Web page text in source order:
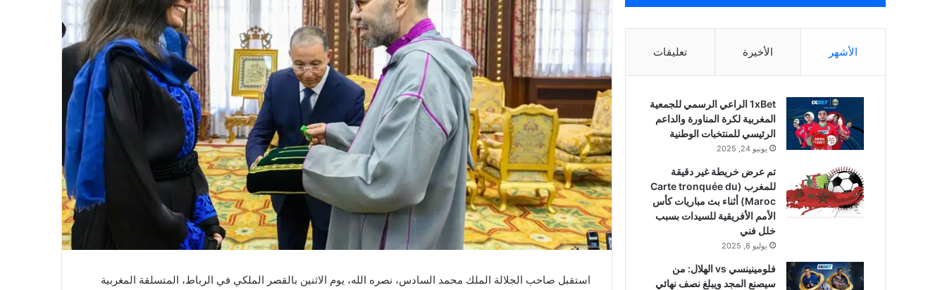
‏استقبل صاحب الجلالة الملك محمد السادس، نصره الله، يوم الاثنين بالقصر الملكي في الرباط، المتسلقة المغربية
الأشهر الأخيرة تعليقات
1xBet الراعي الرسمي للجمعية
المغربية لكرة المناورة والداعم
الرئيسي للمنتخبات الوطنية
يونيو 24, 2025
تم عرض خريطة غير دقيقة
للمغرب (Carte tronquée du
Maroc) أثناء بث مباريات كأس
الأمم الأفريقية للسيدات بسبب
خلل فني
يوليو 8, 2025
فلومينينسي vs الهلال: من
سيصنع المجد ويبلغ نصف نهائي